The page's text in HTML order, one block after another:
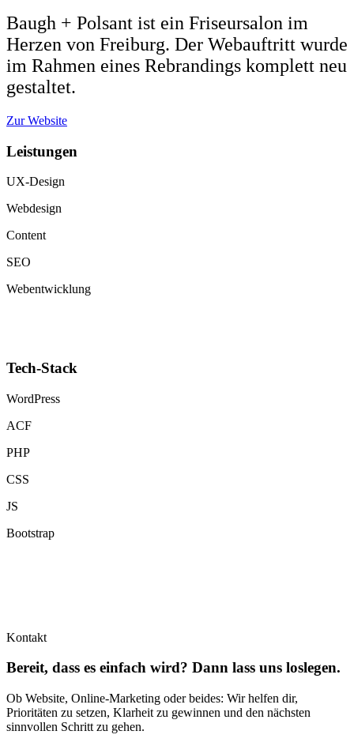
Baugh + Polsant ist ein Friseursalon im
Herzen von Freiburg. Der Webauftritt wurde
im Rahmen eines Rebrandings komplett neu
gestaltet.
Zur Website
Leistungen
UX-Design
Webdesign
Content
SEO
Webentwicklung
Tech-Stack
WordPress
ACF
PHP
CSS
JS
Bootstrap
Kontakt
Bereit, dass es einfach wird? Dann lass uns loslegen.
Ob Website, Online-Marketing oder beides: Wir helfen dir,
Prioritäten zu setzen, Klarheit zu gewinnen und den nächsten
sinnvollen Schritt zu gehen.